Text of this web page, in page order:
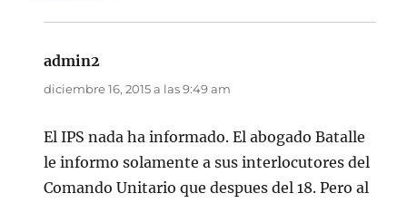
admin2
diciembre 16, 2015 a las 9:49 am
El IPS nada ha informado. El abogado Batalle
le informo solamente a sus interlocutores del
Comando Unitario que despues del 18. Pero al